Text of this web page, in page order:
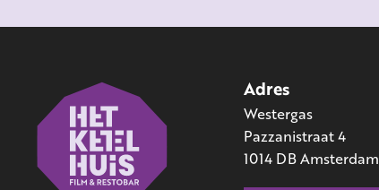
Adres
Westergas
Pazzanistraat 4
1014 DB Amsterdam